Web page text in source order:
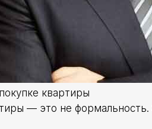
квартиры
— это не